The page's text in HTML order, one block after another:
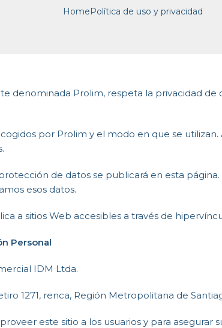
HomePolítica de uso y privacidad
denominada Prolim, respeta la privacidad
por Prolim y el modo en que se
de datos se publicará en esta
esos datos.
a sitios Web accesibles a través de
Personal
IDM Ltda.
1271, renca, Región Metropolitana de
este sitio a los usuarios y para